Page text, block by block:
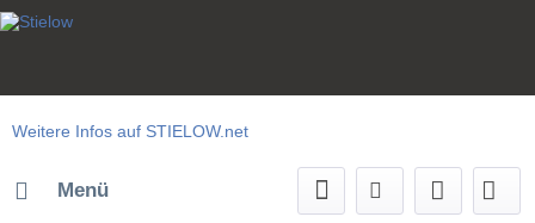
Weitere Infos auf STIELOW.net
Menü